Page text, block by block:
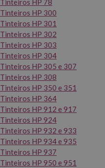
Tinteiros HP 78
Tinteiros HP 300
Tinteiros HP 301
Tinteiros HP 302
Tinteiros HP 303
Tinteiros HP 304
Tinteiros HP 305 e 307
Tinteiros HP 308
Tinteiros HP 350 e 351
Tinteiros HP 364
Tinteiros HP 912 e 917
Tinteiros HP 924
Tinteiros HP 932 e 933
Tinteiros HP 934 e 935
Tinteiros HP 937
Tinteiros HP 950 e 951